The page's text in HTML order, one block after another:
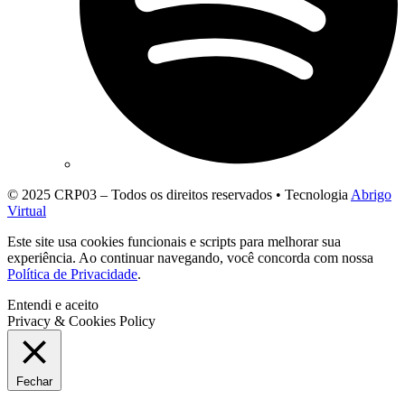
© 2025 CRP03 – Todos os direitos reservados • Tecnologia Abrigo
Virtual
Este site usa cookies funcionais e scripts para melhorar sua
experiência. Ao continuar navegando, você concorda com nossa
Política de Privacidade.
Entendi e aceito
Privacy & Cookies Policy
Fechar